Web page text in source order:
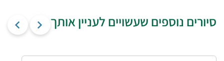
סיורים נוספים שעשויים לעניין אותך